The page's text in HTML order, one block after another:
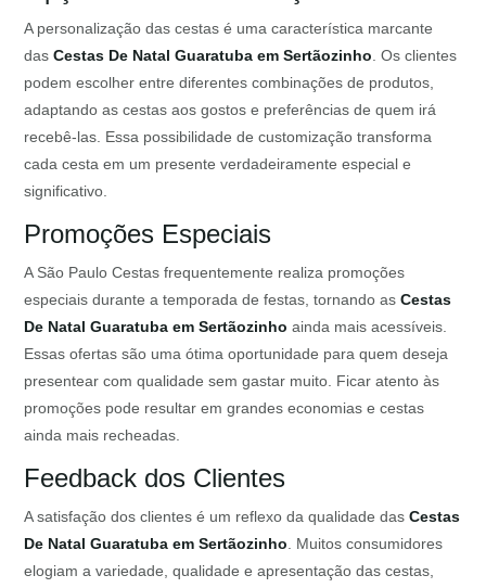
A personalização das cestas é uma característica marcante
dasCestas De Natal Guaratuba em Sertãozinho . Os clientes
podem escolher entre diferentes combinações de produtos,
adaptando as cestas aos gostos e preferências de quem irá
recebê-las. Essa possibilidade de customização transforma
cada cesta em um presente verdadeiramente especial e
significativo.
Promoções Especiais
A São Paulo Cestas frequentemente realiza promoções
especiais durante a temporada de festas, tornando asCestas
De Natal Guaratuba em Sertãozinho ainda mais acessíveis.
Essas ofertas são uma ótima oportunidade para quem deseja
presentear com qualidade sem gastar muito. Ficar atento às
promoções pode resultar em grandes economias e cestas
ainda mais recheadas.
Feedback dos Clientes
A satisfação dos clientes é um reflexo da qualidade dasCestas
De Natal Guaratuba em Sertãozinho . Muitos consumidores
elogiam a variedade, qualidade e apresentação das cestas,